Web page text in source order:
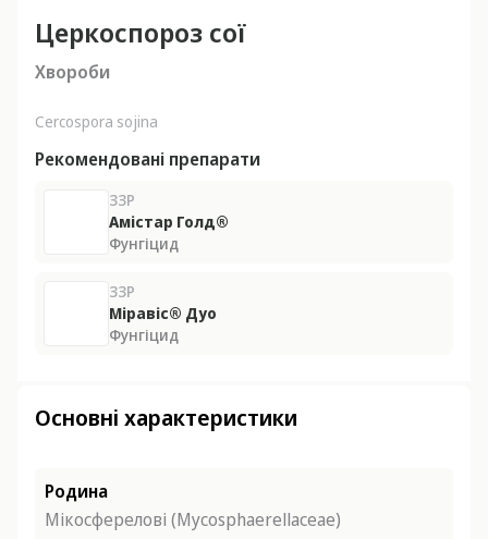
Церкоспороз сої
Хвороби
Cercospora sojina
Рекомендовані препарати
ЗЗР
Амістар Голд®
Фунгіцид
ЗЗР
Міравіс® Дуо
Фунгіцид
Основні характеристики
Родина
Мікосферелові (Mycosphaerellaceae)